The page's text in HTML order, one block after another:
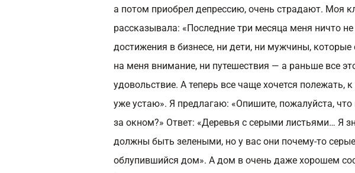
а потом приобрел депрессию, очень страдают. Моя
рассказывала: «Последние три месяца меня ничто
достижения в бизнесе, ни дети, ни мужчины,
на меня внимание, ни путешествия — а раньше все
удовольствие. А теперь все чаще хочется полежать,
уже устаю». Я предлагаю: «Опишите, пожалуйста,
за окном?» Ответ: «Деревья с серыми листьями… Я
должны быть зелеными, но у вас они почему-то
облупившийся дом». А дом в очень даже хорошем